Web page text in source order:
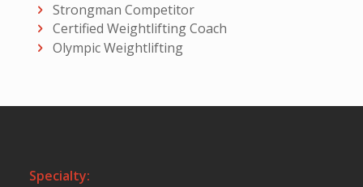
Strongman Competitor
Certified Weightlifting Coach
Olympic Weightlifting
Specialty: